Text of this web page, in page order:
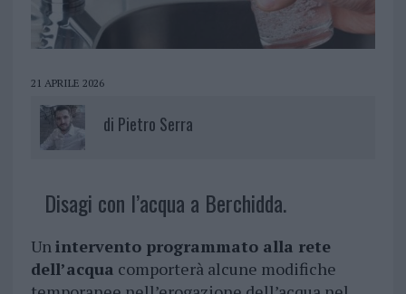
21 APRILE 2026
di Pietro Serra
Disagi con l’acqua a Berchidda.
Un intervento programmato alla rete
dell’acqua comporterà alcune modifiche